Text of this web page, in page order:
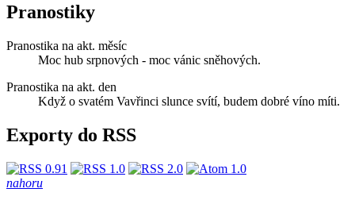
Pranostiky
Pranostika na akt. měsíc
Moc hub srpnových - moc vánic sněhových.
Pranostika na akt. den
Když o svatém Vavřinci slunce svítí, budem dobré víno míti.
Exporty do RSS
nahoru